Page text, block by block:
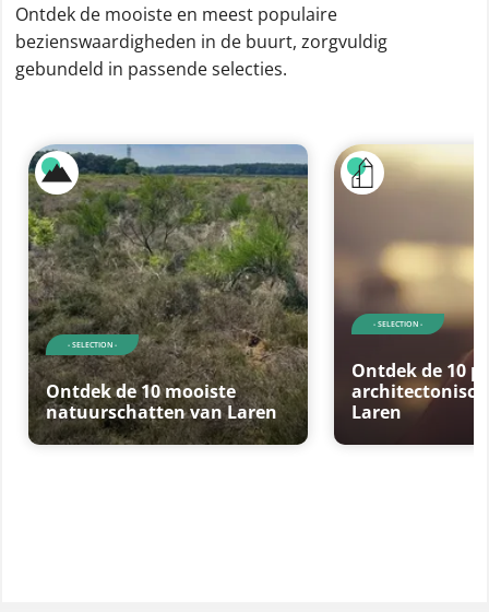
Ontdek de mooiste en meest populaire
bezienswaardigheden in de buurt, zorgvuldig
gebundeld in passende selecties.
- SELECTION -
Ontdek de 10 mooiste
natuurschatten van Laren
- SELECTION -
Ontdek de 10
Laren